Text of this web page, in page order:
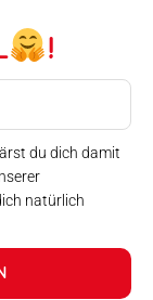
!
du dich damit
natürlich